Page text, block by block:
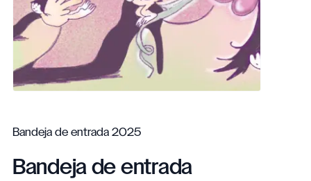
Bandeja de entrada 2025
Bandeja de entrada